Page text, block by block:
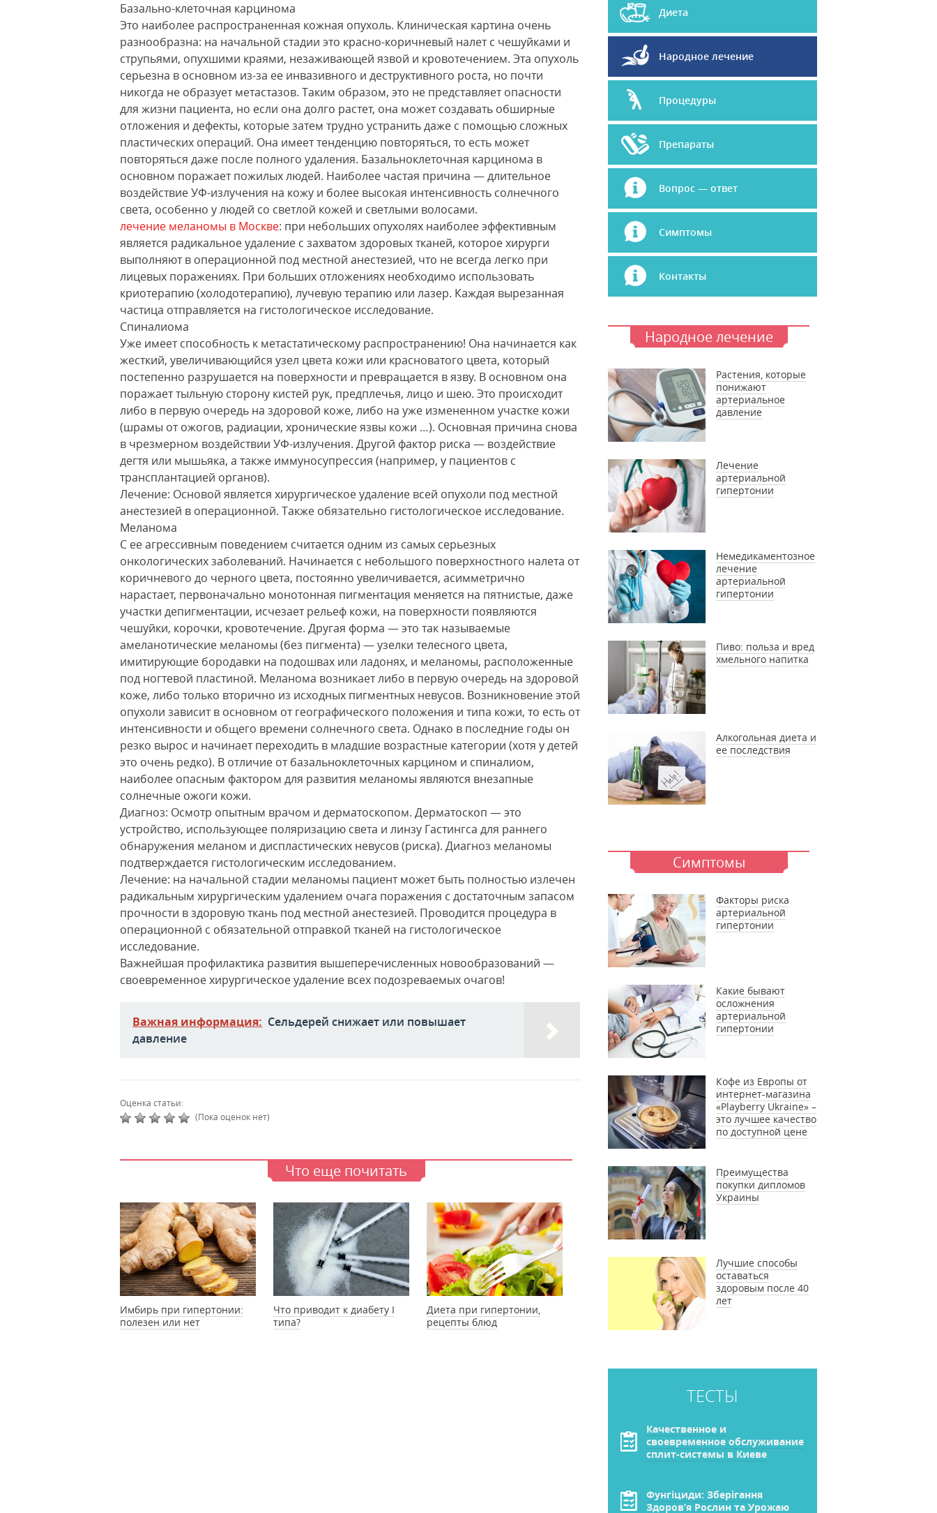
Базально-клеточная карцинома
Это наиболее распространенная кожная опухоль. Клиническая картина очень
разнообразна: на начальной стадии это красно-коричневый налет с чешуйками и
струпьями, опухшими краями, незаживающей язвой и кровотечением. Эта опухоль
серьезна в основном из-за ее инвазивного и деструктивного роста, но почти
никогда не образует метастазов. Таким образом, это не представляет опасности
для жизни пациента, но если она долго растет, она может создавать обширные
отложения и дефекты, которые затем трудно устранить даже с помощью сложных
пластических операций. Она имеет тенденцию повторяться, то есть может
повторяться даже после полного удаления. Базальноклеточная карцинома в
основном поражает пожилых людей. Наиболее частая причина — длительное
воздействие УФ-излучения на кожу и более высокая интенсивность солнечного
света, особенно у людей со светлой кожей и светлыми волосами.
лечение меланомы в Москве: при небольших опухолях наиболее эффективным
является радикальное удаление с захватом здоровых тканей, которое хирурги
выполняют в операционной под местной анестезией, что не всегда легко при
лицевых поражениях. При больших отложениях необходимо использовать
криотерапию (холодотерапию), лучевую терапию или лазер. Каждая вырезанная
частица отправляется на гистологическое исследование.
Спиналиома
Уже имеет способность к метастатическому распространению! Она начинается как
жесткий, увеличивающийся узел цвета кожи или красноватого цвета, который
постепенно разрушается на поверхности и превращается в язву. В основном она
поражает тыльную сторону кистей рук, предплечья, лицо и шею. Это происходит
либо в первую очередь на здоровой коже, либо на уже измененном участке кожи
(шрамы от ожогов, радиации, хронические язвы кожи …). Основная причина снова
в чрезмерном воздействии УФ-излучения. Другой фактор риска — воздействие
дегтя или мышьяка, а также иммуносупрессия (например, у пациентов с
трансплантацией органов).
Лечение: Основой является хирургическое удаление всей опухоли под местной
анестезией в операционной. Также обязательно гистологическое исследование.
Меланома
С ее агрессивным поведением считается одним из самых серьезных
онкологических заболеваний. Начинается с небольшого поверхностного налета от
коричневого до черного цвета, постоянно увеличивается, асимметрично
нарастает, первоначально монотонная пигментация меняется на пятнистые, даже
участки депигментации, исчезает рельеф кожи, на поверхности появляются
чешуйки, корочки, кровотечение. Другая форма — это так называемые
амеланотические меланомы (без пигмента) — узелки телесного цвета,
имитирующие бородавки на подошвах или ладонях, и меланомы, расположенные
под ногтевой пластиной. Меланома возникает либо в первую очередь на здоровой
коже, либо только вторично из исходных пигментных невусов. Возникновение этой
опухоли зависит в основном от географического положения и типа кожи, то есть от
интенсивности и общего времени солнечного света. Однако в последние годы он
резко вырос и начинает переходить в младшие возрастные категории (хотя у детей
это очень редко). В отличие от базальноклеточных карцином и спиналиом,
наиболее опасным фактором для развития меланомы являются внезапные
солнечные ожоги кожи.
Диагноз: Осмотр опытным врачом и дерматоскопом. Дерматоскоп — это
устройство, использующее поляризацию света и линзу Гастингса для раннего
обнаружения меланом и диспластических невусов (риска). Диагноз меланомы
подтверждается гистологическим исследованием.
Лечение: на начальной стадии меланомы пациент может быть полностью излечен
радикальным хирургическим удалением очага поражения с достаточным запасом
прочности в здоровую ткань под местной анестезией. Проводится процедура в
операционной с обязательной отправкой тканей на гистологическое
исследование.
Важнейшая профилактика развития вышеперечисленных новообразований —
своевременное хирургическое удаление всех подозреваемых очагов!
Важная информация: Сельдерей снижает или повышает
давление
Оценка статьи:
(Пока оценок нет)
Что еще почитать
Имбирь при гипертонии:
полезен или нет
Что приводит к диабету I
типа?
Диета при гипертонии,
рецепты блюд
Диета
Народное лечение
Процедуры
Препараты
Вопрос — ответ
Симптомы
Контакты
Народное лечение
Растения, которые
понижают
артериальное
давление
Лечение
артериальной
гипертонии
Немедикаментозное
лечение
артериальной
гипертонии
Пиво: польза и вред
хмельного напитка
Алкогольная диета и
ее последствия
Симптомы
Факторы риска
артериальной
гипертонии
Какие бывают
осложнения
артериальной
гипертонии
Кофе из Европы от
интернет-магазина
«Playberry Ukraine» –
это лучшее качество
по доступной цене
Преимущества
покупки дипломов
Украины
Лучшие способы
оставаться
здоровым после 40
лет
ТЕСТЫ
Качественное и
своевременное обслуживание
сплит-системы в Киеве
Фунгіциди: Зберігання
Здоров’я Рослин та Урожаю